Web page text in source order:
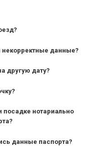
некорректные данные?
другую дату?
нотариально
данные паспорта?